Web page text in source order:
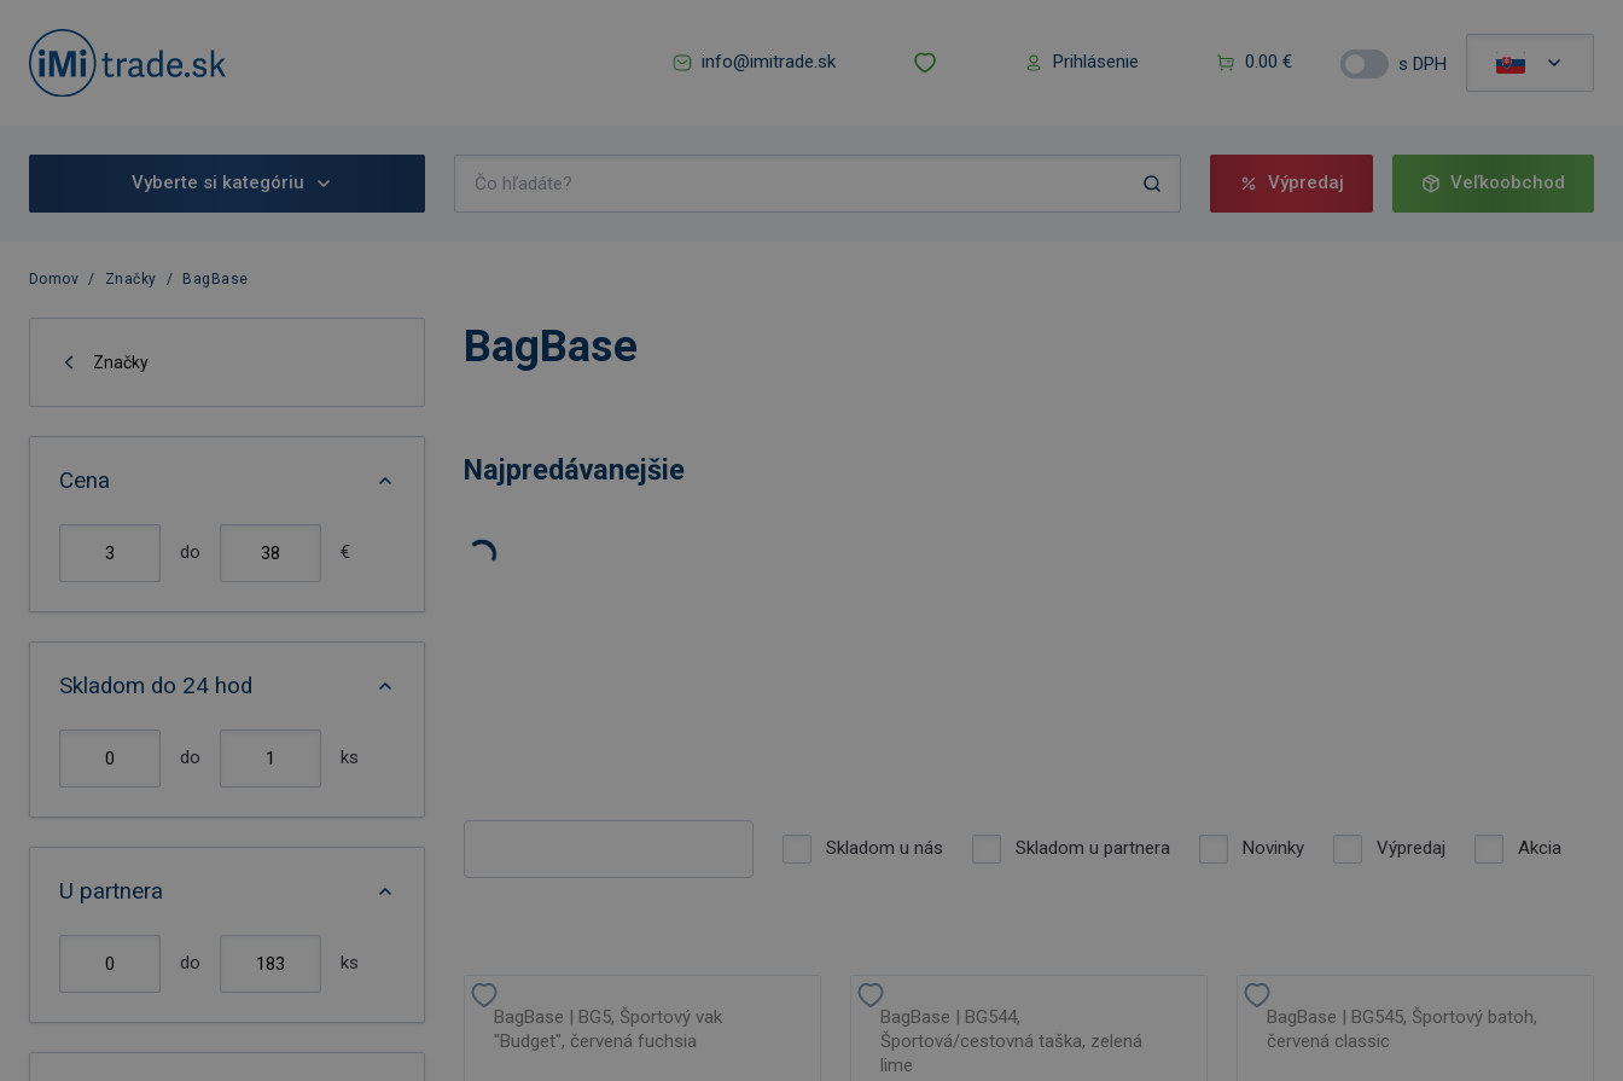
info@imitrade.sk Prihlásenie 0.00 € s DPH
Vyberte si kategóriu Výpredaj Veľkoobchod
Domov / Značky / BagBase
Značky
Cena
do €
Skladom do 24 hod
do ks
U partnera
do ks
BagBase
Najpredávanejšie
Skladom u nás Skladom u partnera Novinky Výpredaj Akcia
BagBase | BG5, Športový vak
"Budget", červená fuchsia
BagBase | BG544,
Športová/cestovná taška, zelená
lime
BagBase | BG545, Športový batoh,
červená classic